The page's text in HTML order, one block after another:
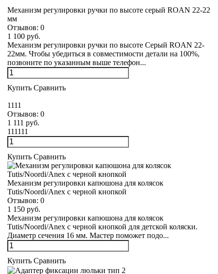
Механизм регулировки ручки по высоте серый ROAN 22-22
мм
Отзывов: 0
1 100 руб.
Механизм регулировки ручки по высоте Серый ROAN 22-
22мм. Чтобы убедиться в совместимости детали на 100%,
позвоните по указанным выше телефон...
Купить Сравнить
1111
Отзывов: 0
1 111 руб.
111111
Купить Сравнить
Механизм регулировки капюшона для колясок
Tutis/Noordi/Anex с черной кнопкой
Отзывов: 0
1 150 руб.
Механизм регулировки капюшона для колясок
Tutis/Noordi/Anex с черной кнопкой для детской коляски.
Диаметр сечения 16 мм. Мастер поможет подо...
Купить Сравнить